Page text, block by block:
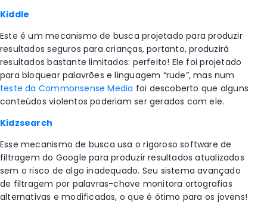
Kiddle
Este é um mecanismo de busca projetado para produzir
resultados seguros para crianças, portanto, produzirá
resultados bastante limitados: perfeito! Ele foi projetado
para bloquear palavrões e linguagem “rude”, mas num
teste da Commonsense Media foi descoberto que alguns
conteúdos violentos poderiam ser gerados com ele.
Kidzsearch
Esse mecanismo de busca usa o rigoroso software de
filtragem do Google para produzir resultados atualizados
sem o risco de algo inadequado. Seu sistema avançado
de filtragem por palavras-chave monitora ortografias
alternativas e modificadas, o que é ótimo para os jovens!